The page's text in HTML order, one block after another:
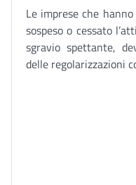
Le imprese che
sospeso o cessato
sgravio spettante,
delle regolarizzazioni